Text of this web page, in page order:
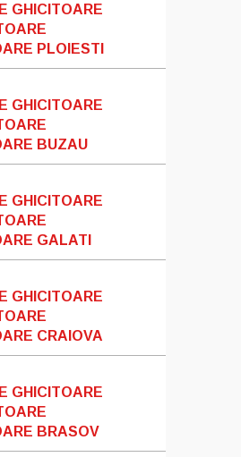
GHICITOARE
PLOIESTI
GHICITOARE
BUZAU
GHICITOARE
GALATI
GHICITOARE
CRAIOVA
GHICITOARE
BRASOV